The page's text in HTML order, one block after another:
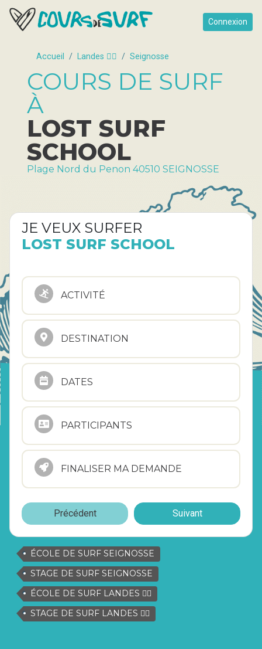
Connexion
Accueil Landes 🏄‍♂️ Seignosse
COURS DE SURF
À
LOST SURF
SCHOOL
Plage Nord du Penon 40510 SEIGNOSSE
JE VEUX SURFER
LOST SURF SCHOOL
ACTIVITÉ
DESTINATION
DATES
PARTICIPANTS
FINALISER MA DEMANDE
Précédent Suivant
ÉCOLE DE SURF SEIGNOSSE
STAGE DE SURF SEIGNOSSE
ÉCOLE DE SURF LANDES 🏄‍♂️
STAGE DE SURF LANDES 🏄‍♂️